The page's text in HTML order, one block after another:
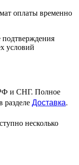
оплаты временно
подтверждения
условий
и СНГ. Полное
разделе Доставка.
несколько